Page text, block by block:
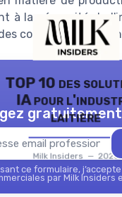
à la pérennité de
consommateurs
TOP 10 des
IA pour
laitière
Milk Insiders — 2026
ce formulaire,
par Milk Insiders